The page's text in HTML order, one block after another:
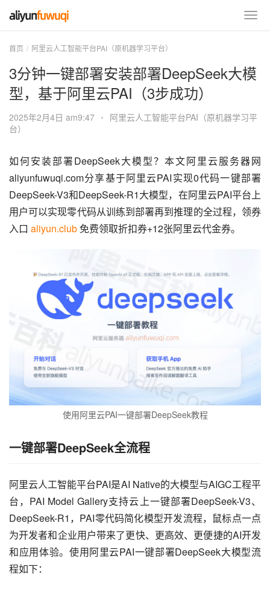
首页 阿里云人工智能平台PAI（原机器学习平台）
3分钟一键部署安装部署DeepSeek大模
型，基于阿里云PAI（3步成功）
2025年2月4日 am9:47 • 阿里云人工智能平台PAI（原机器学习平
台）
如何安装部署DeepSeek大模型？本文阿里云服务器网
aliyunfuwuqi.com分享基于阿里云PAI实现0代码一键部署
DeepSeek-V3和DeepSeek-R1大模型，在阿里云PAI平台上
用户可以实现零代码从训练到部署再到推理的全过程，领券
入口 aliyun.club 免费领取折扣券+12张阿里云代金券。
使用阿里云PAI一键部署DeepSeek教程
一键部署DeepSeek全流程
阿里云人工智能平台PAI是AI Native的大模型与AIGC工程平
台，PAI Model Gallery支持云上一键部署DeepSeek-V3、
DeepSeek-R1，PAI零代码简化模型开发流程，鼠标点一点
为开发者和企业用户带来了更快、更高效、更便捷的AI开发
和应用体验。使用阿里云PAI一键部署DeepSeek大模型流
程如下：